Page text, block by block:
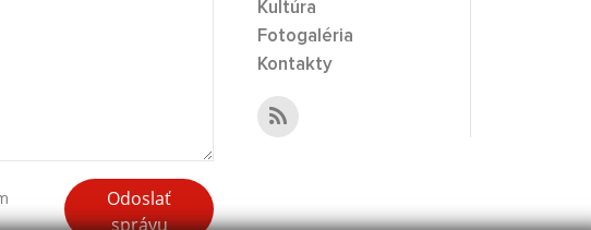
Odoslať
správu
Kultúra
Fotogaléria
Kontakty